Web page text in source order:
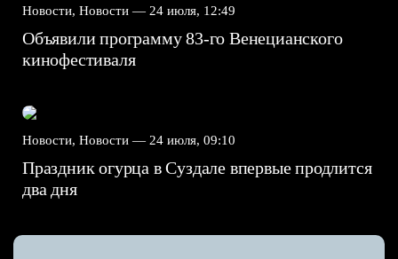
Новости, Новости — 24 июля, 12:49
Объявили программу 83-го Венецианского
кинофестиваля
Новости, Новости — 24 июля, 09:10
Праздник огурца в Суздале впервые продлится
два дня